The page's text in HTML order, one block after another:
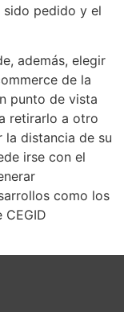
sido pedido y el
además, elegir
de la
punto de vista
retirarlo a otro
la distancia de su
irse con el
como los